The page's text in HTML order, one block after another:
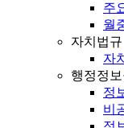
주
월
자치법규
자
행정정보
정
비